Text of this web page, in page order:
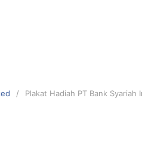
Plakat Hadiah PT Bank Syariah